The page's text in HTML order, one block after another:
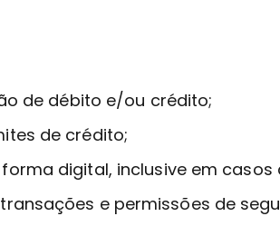
de débito e/ou crédito;
de crédito;
digital, inclusive em
e permissões de